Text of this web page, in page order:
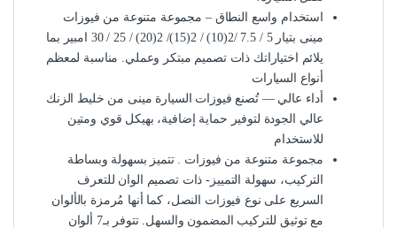
استخدام واسع النطاق – مجموعة متنوعة من فيوزات
مينى بتيار 5 / 7.5 /2(10) / 2(15)/ 2(20) / 25 / 30 امبير بما
يلائم اختياراتك ذات تصميم مبتكر وعملي. مناسبة لمعظم
أنواع السيارات
أداء عالي — تُصنع فيوزات السيارة مينى من خليط الزنك
عالي الجودة لتوفير حماية إضافية، بهيكل قوي ومتين
للاستخدام
مجموعة متنوعة من فيوزات . تتميز بسهولة وبساطة
التركيب، سهولة التمييز- ذات تصميم الوان للتعرف
السريع على نوع فيوزات النصل، كما أنها مُرمزة بالألوان
مع توثيق للتركيب المضمون والسهل. تتوفر بـ7 ألوان